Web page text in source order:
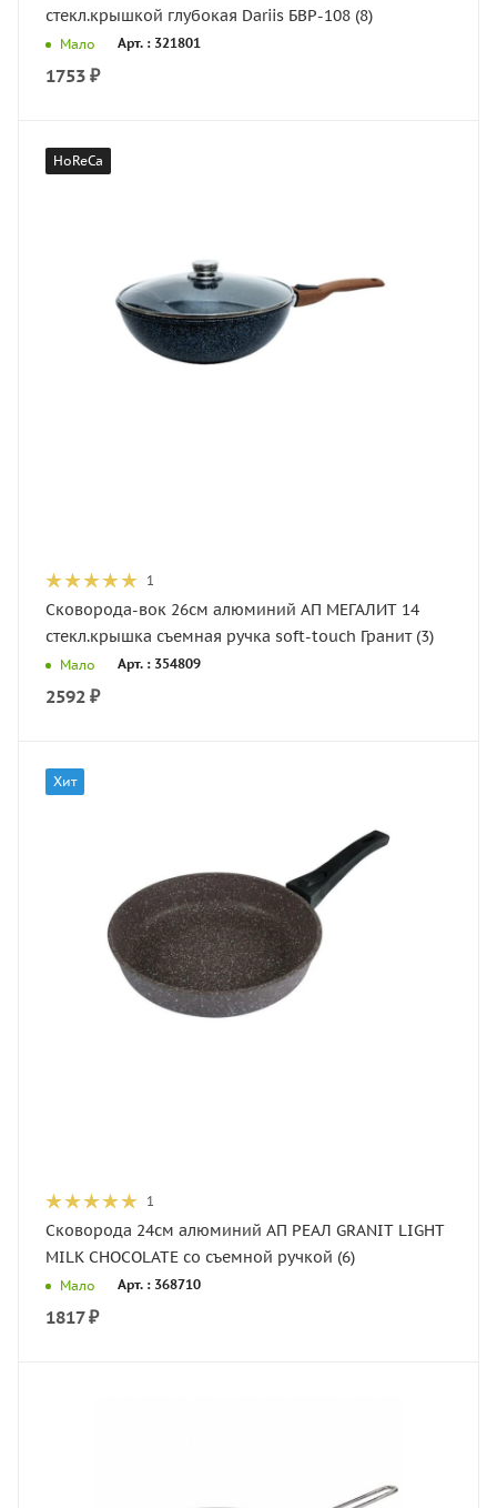
стекл.крышкой глубокая Dariis БВР-108 (8)
Мало Арт. : 321801
1753 ₽
HoReCa
1
Сковорода-вок 26см алюминий АП МЕГАЛИТ 14
стекл.крышка съемная ручка soft-touch Гранит (3)
Мало Арт. : 354809
2592 ₽
Хит
1
Сковорода 24см алюминий АП РЕАЛ GRANIT LIGHT
MILK CHOCOLATE со съемной ручкой (6)
Мало Арт. : 368710
1817₽